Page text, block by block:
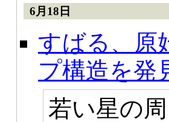
6月18日
すばる、原
プ構造を発
若い星の